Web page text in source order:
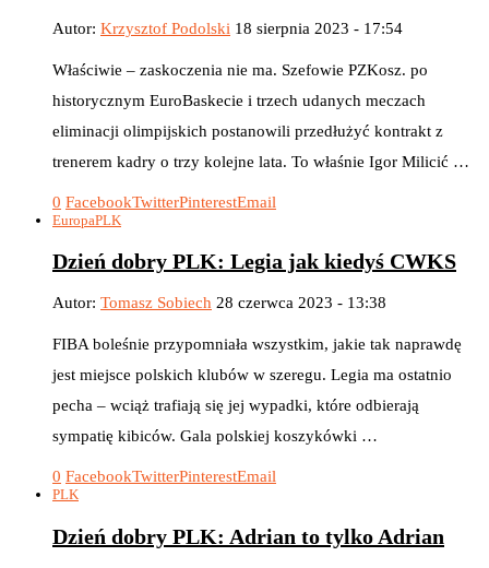
Autor: Krzysztof Podolski 18 sierpnia 2023 - 17:54
Właściwie – zaskoczenia nie ma. Szefowie PZKosz. po
historycznym EuroBaskecie i trzech udanych meczach
eliminacji olimpijskich postanowili przedłużyć kontrakt z
trenerem kadry o trzy kolejne lata. To właśnie Igor Milicić …
0 FacebookTwitterPinterestEmail
EuropaPLK
Dzień dobry PLK: Legia jak kiedyś CWKS
Autor: Tomasz Sobiech 28 czerwca 2023 - 13:38
FIBA boleśnie przypomniała wszystkim, jakie tak naprawdę
jest miejsce polskich klubów w szeregu. Legia ma ostatnio
pecha – wciąż trafiają się jej wypadki, które odbierają
sympatię kibiców. Gala polskiej koszykówki …
0 FacebookTwitterPinterestEmail
PLK
Dzień dobry PLK: Adrian to tylko Adrian